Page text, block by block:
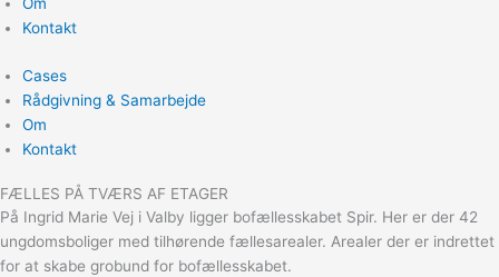
Kontakt
Cases
Rådgivning & Samarbejde
Om
Kontakt
FÆLLES PÅ TVÆRS AF ETAGER
På Ingrid Marie Vej i Valby ligger bofællesskabet Spir. Her er der 42
ungdomsboliger med tilhørende fællesarealer. Arealer der er indrettet
for at skabe grobund for bofællesskabet.